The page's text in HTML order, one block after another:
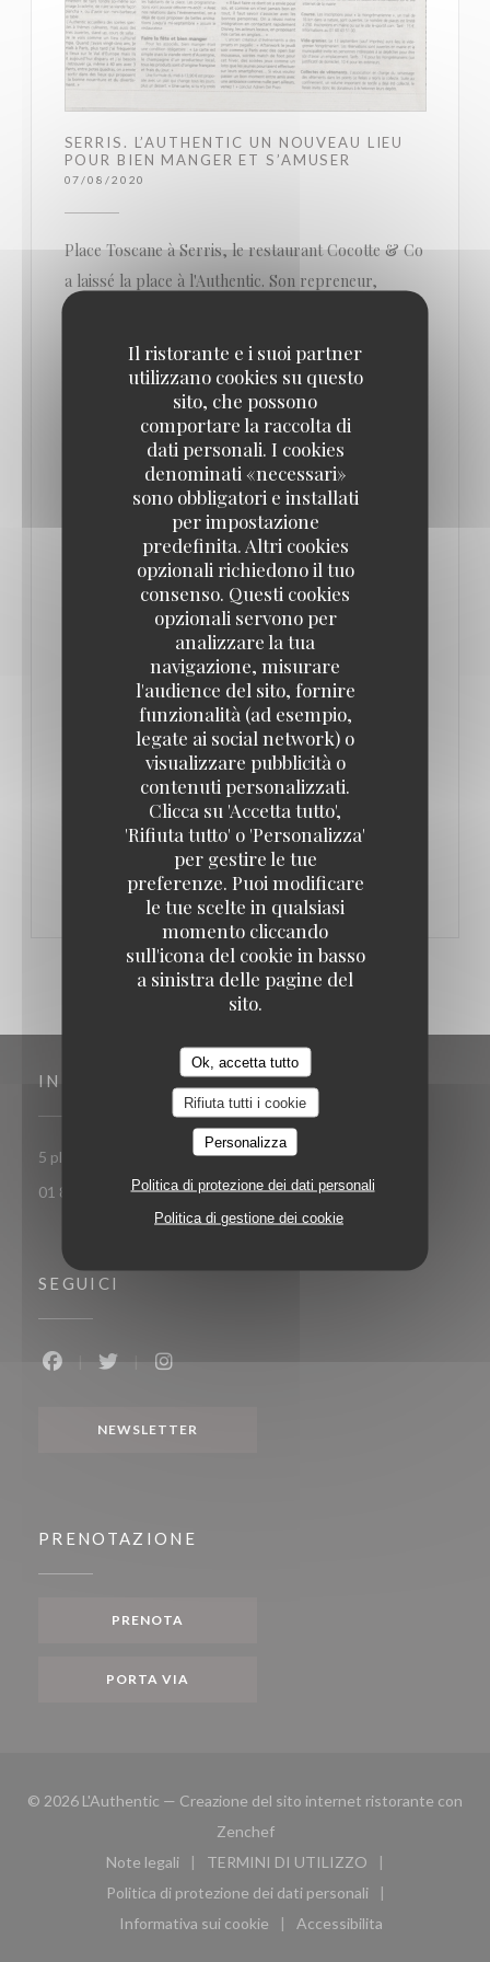
Il ristorante e i suoi partner
utilizzano cookies su questo
sito, che possono
comportare la raccolta di
dati personali. I cookies
denominati «necessari»
sono obbligatori e installati
per impostazione
predefinita. Altri cookies
opzionali richiedono il tuo
consenso. Questi cookies
opzionali servono per
analizzare la tua
navigazione, misurare
l'audience del sito, fornire
funzionalità (ad esempio,
legate ai social network) o
visualizzare pubblicità o
contenuti personalizzati.
Clicca su 'Accetta tutto',
'Rifiuta tutto' o 'Personalizza'
per gestire le tue
preferenze. Puoi modificare
le tue scelte in qualsiasi
momento cliccando
sull'icona del cookie in basso
a sinistra delle pagine del
sito.
Ok, accetta tutto
Rifiuta tutti i cookie
Personalizza
Politica di protezione dei dati personali
Politica di gestione dei cookie
SERRIS. L’AUTHENTIC UN NOUVEAU LIEU
POUR BIEN MANGER ET S’AMUSER
07/08/2020
Place Toscane à Serris, le restaurant Cocotte & Co
a laissé la place à l'Authentic. Son repreneur,
bien manger et très animé.
Où sortir le soir, le week-end ? Au Val d’Europe,
sur la place Toscane, le petit nouveau tient à se
démarquer : on y mange bien et on s’y amusera
L’Authentic est né de la collaboration de deux
associés. Adrien Del Pozo, entrepreneur dans
l’informatique puis dans la location de salles, et
Olivier Souverain, traiteur depuis vingt ans et
partenaire de plusieurs restaurants parisiens.
Adrien Del Pozo réalise un rêve de jeunesse : créer
un lieu bon enfant, aux influences typiquement
LEGGI L'ARTICOLO((APRE UNA NUOVA FINESTRA))
INDIRIZZO
5 place Toscane 77700 Serris-Val d'Europe
01 85 15 27 71
SEGUICI
NEWSLETTER
PRENOTAZIONE
PRENOTA
PORTA VIA
© 2026 L'Authentic — Creazione del sito internet ristorante con
Zenchef((apre una nuova finestra))
Note legali
((apre una nuova finestra))
TERMINI DI UTILIZZO
((apre una nuova finestra))
Politica di protezione dei dati personali
((apre una nuova finestra))
Informativa sui cookie
((apre una nuova finestra))
Accessibilita